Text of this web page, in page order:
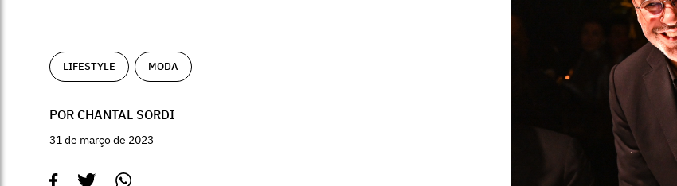
LIFESTYLE MODA
POR CHANTAL SORDI
31 de março de 2023